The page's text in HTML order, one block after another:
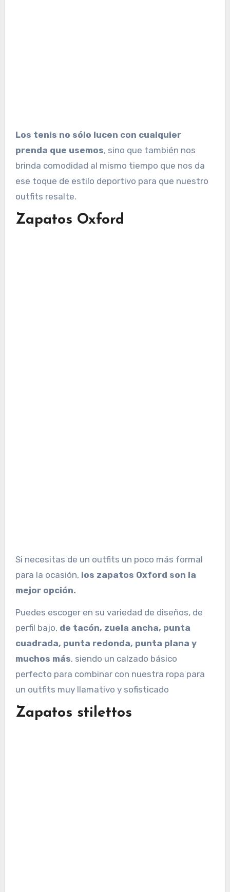
Los tenis no sólo lucen con cualquier
prenda que usemos, sino que también nos
brinda comodidad al mismo tiempo que nos da
ese toque de estilo deportivo para que nuestro
outfits resalte.
Zapatos Oxford
Si necesitas de un outfits un poco más formal
para la ocasión, los zapatos Oxford son la
mejor opción.
Puedes escoger en su variedad de diseños, de
perfil bajo, de tacón, zuela ancha, punta
cuadrada, punta redonda, punta plana y
muchos más, siendo un calzado básico
perfecto para combinar con nuestra ropa para
un outfits muy llamativo y sofisticado
Zapatos stilettos